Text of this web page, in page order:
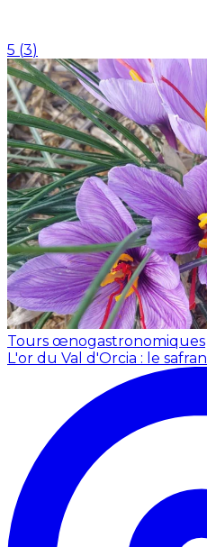
5 (3)
Tours œnogastronomiques
L'or du Val d'Orcia : le safran